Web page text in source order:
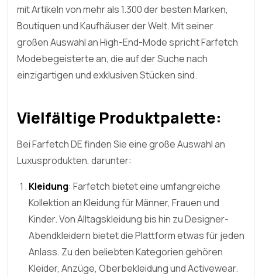
mit Artikeln von mehr als 1.300 der besten Marken,
Boutiquen und Kaufhäuser der Welt. Mit seiner
großen Auswahl an High-End-Mode spricht Farfetch
Modebegeisterte an, die auf der Suche nach
einzigartigen und exklusiven Stücken sind.
Vielfältige Produktpalette:
Bei Farfetch DE finden Sie eine große Auswahl an
Luxusprodukten, darunter:
Kleidung: Farfetch bietet eine umfangreiche
Kollektion an Kleidung für Männer, Frauen und
Kinder. Von Alltagskleidung bis hin zu Designer-
Abendkleidern bietet die Plattform etwas für jeden
Anlass. Zu den beliebten Kategorien gehören
Kleider, Anzüge, Oberbekleidung und Activewear.